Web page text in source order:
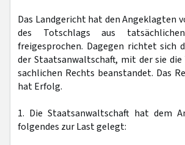
Das Landgericht hat den Angeklagten
des Totschlags aus
freigesprochen. Dagegen richtet sich
der Staatsanwaltschaft, mit der sie
sachlichen Rechts beanstandet. Das
hat Erfolg.
1. Die Staatsanwaltschaft hat dem
folgendes zur Last gelegt: